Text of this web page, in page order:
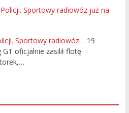
Sportowy radiowóz… 19
oficjalnie zasilił flotę